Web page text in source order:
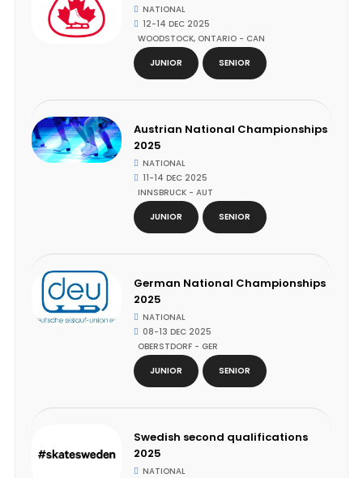
NATIONAL
12-14 DEC 2025
WOODSTOCK, ONTARIO - CAN
JUNIOR
SENIOR
Austrian National Championships
2025
NATIONAL
11-14 DEC 2025
INNSBRUCK - AUT
JUNIOR
SENIOR
German National Championships
2025
NATIONAL
08-13 DEC 2025
OBERSTDORF - GER
JUNIOR
SENIOR
Swedish second qualifications
2025
NATIONAL